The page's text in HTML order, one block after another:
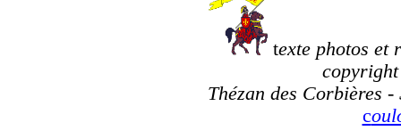
texte photos
Thézan des Corbières
c